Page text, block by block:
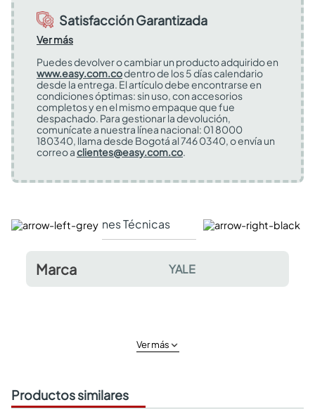
Satisfacción Garantizada
Ver más
Puedes devolver o cambiar un producto adquirido en
www.easy.com.codentro de los 5 días calendario
desde la entrega. El artículo debe encontrarse en
condiciones óptimas: sin uso, con accesorios
completos y en el mismo empaque que fue
despachado. Para gestionar la devolución,
comunícate a nuestra línea nacional: 01 8000
180340, llama desde Bogotá al 746 0340, o envía un
correo aclientes@easy.com.co.
Especificaciones Técnicas Comentarios y
Marca YALE
Ver más
Productos similares